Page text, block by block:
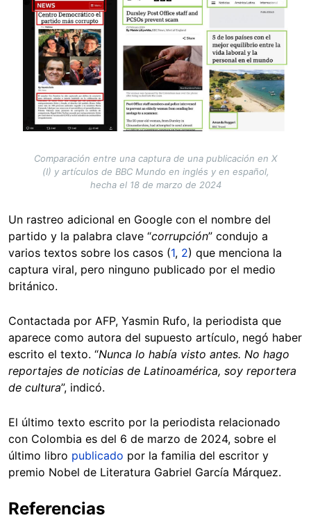
Comparación entre una captura de una publicación en X
(I) y artículos de BBC Mundo en inglés y en español,
hecha el 18 de marzo de 2024
Un rastreo adicional en Google con el nombre del
partido y la palabra clave “corrupción” condujo a
varios textos sobre los casos (1, 2) que menciona la
captura viral, pero ninguno publicado por el medio
británico.
Contactada por AFP, Yasmin Rufo, la periodista que
aparece como autora del supuesto artículo, negó haber
escrito el texto. “Nunca lo había visto antes. No hago
reportajes de noticias de Latinoamérica, soy reportera
de cultura”, indicó.
El último texto escrito por la periodista relacionado
con Colombia es del 6 de marzo de 2024, sobre el
último libro publicado por la familia del escritor y
premio Nobel de Literatura Gabriel García Márquez.
Referencias